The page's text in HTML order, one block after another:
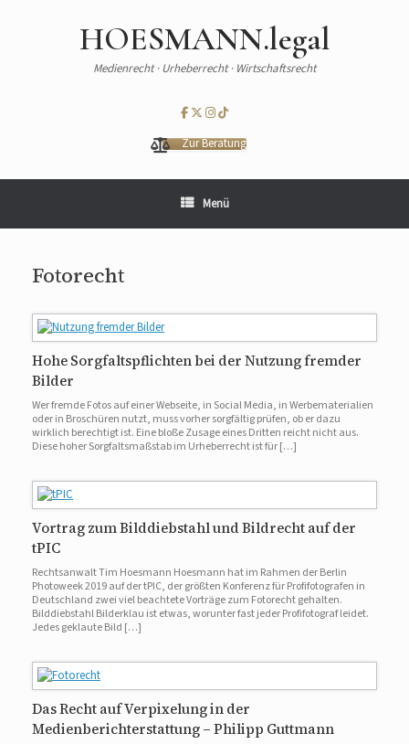
HOESMANN.legal
Medienrecht · Urheberrecht · Wirtschaftsrecht
Zur Beratung
Menü
Fotorecht
Hohe Sorgfaltspflichten bei der Nutzung fremder
Bilder
Wer fremde Fotos auf einer Webseite, in Social Media, in Werbematerialien
oder in Broschüren nutzt, muss vorher sorgfältig prüfen, ob er dazu
wirklich berechtigt ist. Eine bloße Zusage eines Dritten reicht nicht aus.
Diese hoher Sorgfaltsmaßstab im Urheberrecht ist für […]
Vortrag zum Bilddiebstahl und Bildrecht auf der
tPIC
Rechtsanwalt Tim Hoesmann Hoesmann hat im Rahmen der Berlin
Photoweek 2019 auf der tPIC, der größten Konferenz für Profifotografen in
Deutschland zwei viel beachtete Vorträge zum Fotorecht gehalten.
Bilddiebstahl Bilderklau ist etwas, worunter fast jeder Profifotograf leidet.
Jedes geklaute Bild […]
Das Recht auf Verpixelung in der
Medienberichterstattung – Philipp Guttmann